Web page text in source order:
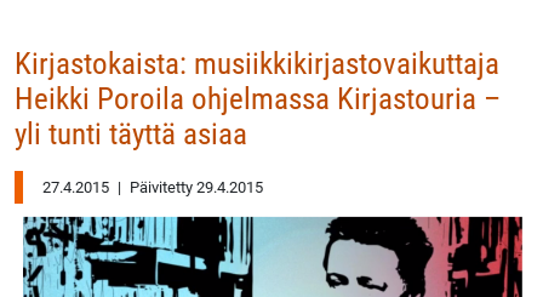
Kirjastokaista: musiikkikirjastovaikuttaja
Heikki Poroila ohjelmassa Kirjastouria –
yli tunti täyttä asiaa
27.4.2015 | Päivitetty 29.4.2015